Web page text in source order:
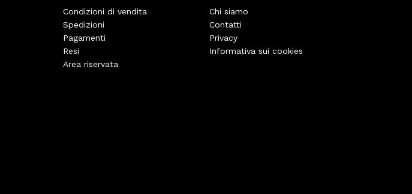
Condizioni di vendita
Spedizioni
Pagamenti
Resi
Area riservata
Chi siamo
Contatti
Privacy
Informativa sui cookies